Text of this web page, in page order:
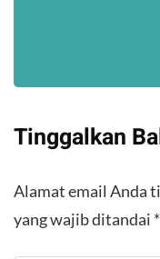
Tinggalkan
Alamat email Anda
yang wajib ditandai *